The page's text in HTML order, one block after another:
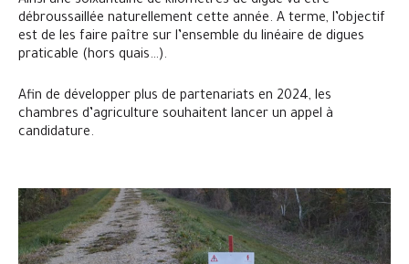
débroussaillée naturellement cette année. A terme, l’objectif
est de les faire paître sur l’ensemble du linéaire de digues
praticable (hors quais…).
Afin de développer plus de partenariats en 2024, les
chambres d’agriculture souhaitent lancer un appel à
candidature.